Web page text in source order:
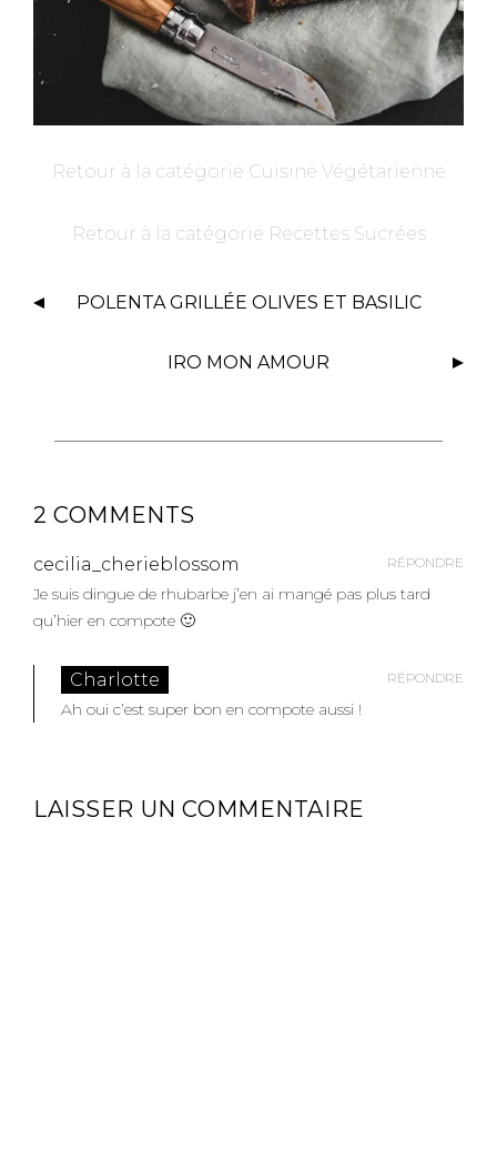
Retour à la catégorie Cuisine Végétarienne
Retour à la catégorie Recettes Sucrées
POLENTA GRILLÉE OLIVES ET BASILIC
IRO MON AMOUR
2 COMMENTS
cecilia_cherieblossom RÉPONDRE
Je suis dingue de rhubarbe j’en ai mangé pas plus tard
qu’hier en compote 🙂
Charlotte RÉPONDRE
Ah oui c’est super bon en compote aussi !
LAISSER UN COMMENTAIRE